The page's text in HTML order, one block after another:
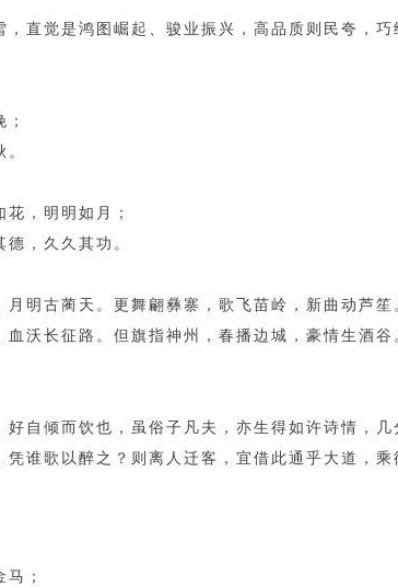
直觉是鸿图崛起、骏业振兴，高品质则民夸，
，明明如月；
，久久其功。
明古蔺天。更舞翩彝寨，歌飞苗岭，新曲动芦笙
沃长征路。但旗指神州，春播边城，豪情生酒谷
自倾而饮也，虽俗子凡夫，亦生得如许诗情，几
谁歌以醉之？则离人迁客，宜借此通乎大道，乘
；